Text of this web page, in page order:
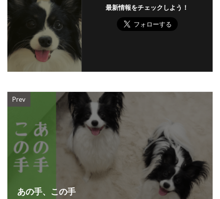
最新情報をチェックしよう！
Prev
あの手、この手